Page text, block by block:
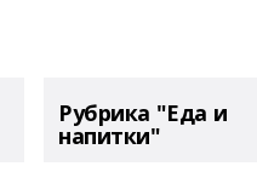
Рубрика "Еда и
напитки"